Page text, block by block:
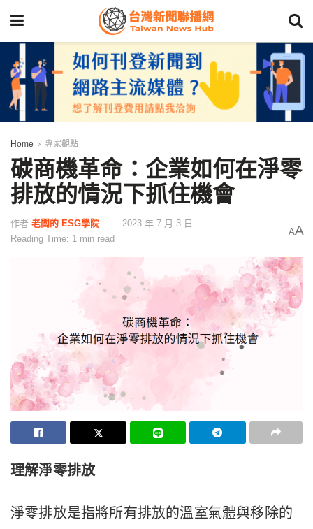
Home 專家觀點
碳商機革命：企業如何在淨零
排放的情況下抓住機會
作者 老闆的 ESG學院
2023 年 7 月 3 日
Reading Time: 1 min read
AA
理解淨零排放
淨零排放是指將所有排放的溫室氣體與移除的